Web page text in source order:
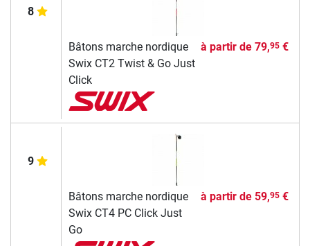
8
Bâtons marche nordique
Swix CT2 Twist & Go Just
Click
à partir de 79,95€
9
Bâtons marche nordique
Swix CT4 PC Click Just
Go
à partir de 59,95€